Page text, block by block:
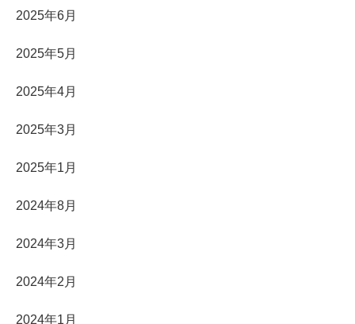
2025年6月
2025年5月
2025年4月
2025年3月
2025年1月
2024年8月
2024年3月
2024年2月
2024年1月